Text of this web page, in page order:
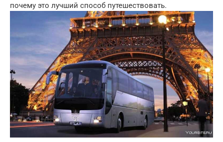
почему это лучший способ путешествовать.